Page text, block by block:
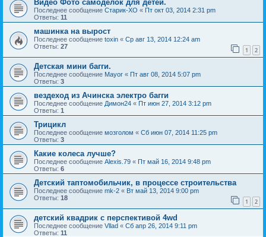
Видео Фото самоделок для детей.
Последнее сообщение Старик-ХО « Пт окт 03, 2014 2:31 pm
Ответы: 11
машинка на вырост
Последнее сообщение toxin « Ср авг 13, 2014 12:24 am
Ответы: 27 1 2
Детская мини багги.
Последнее сообщение Mayor « Пт авг 08, 2014 5:07 pm
Ответы: 3
вездеход из Ачинска электро багги
Последнее сообщение Димон24 « Пт июн 27, 2014 3:12 pm
Ответы: 1
Трицикл
Последнее сообщение мозголом « Сб июн 07, 2014 11:25 pm
Ответы: 3
Какие колеса лучше?
Последнее сообщение Alexis.79 « Пт май 16, 2014 9:48 pm
Ответы: 6
Детский таптомобильчик, в процессе строительства
Последнее сообщение mk-2 « Вт май 13, 2014 9:00 pm
Ответы: 18 1 2
детский квадрик с перспективой 4wd
Последнее сообщение Vllad « Сб апр 26, 2014 9:11 pm
Ответы: 11